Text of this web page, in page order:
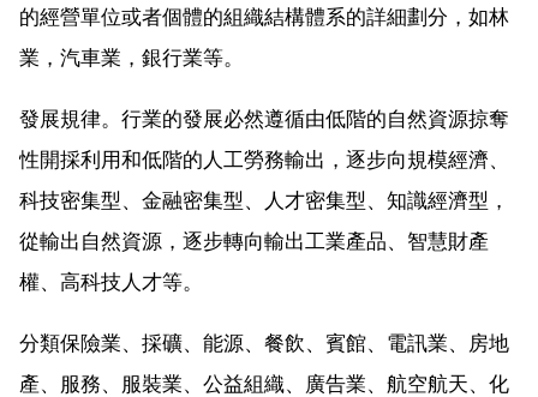
的經營單位或者個體的組織結構體系的詳細劃分，如林
業，汽車業，銀行業等。
發展規律。行業的發展必然遵循由低階的自然資源掠奪
性開採利用和低階的人工勞務輸出，逐步向規模經濟、
科技密集型、金融密集型、人才密集型、知識經濟型，
從輸出自然資源，逐步轉向輸出工業產品、智慧財產
權、高科技人才等。
分類保險業、採礦、能源、餐飲、賓館、電訊業、房地
產、服務、服裝業、公益組織、廣告業、航空航天、化